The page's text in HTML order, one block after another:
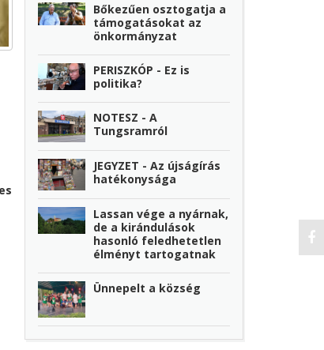
Bőkezűen osztogatja a
támogatásokat az
önkormányzat
PERISZKÓP - Ez is
politika?
NOTESZ - A
Tungsramról
JEGYZET - Az újságírás
hatékonysága
Lassan vége a nyárnak,
de a kirándulások
hasonló feledhetetlen
élményt tartogatnak
Ünnepelt a község